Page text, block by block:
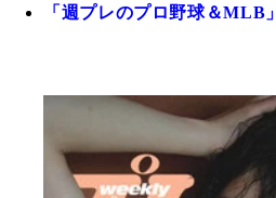
「週プレのプロ野球＆MLB」